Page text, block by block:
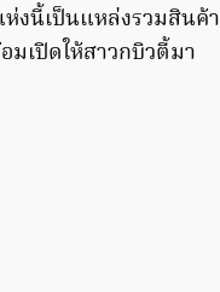
งนี้เป็นแหล่งรวมสินค้า
เปิดให้สาวกบิวตี้มา